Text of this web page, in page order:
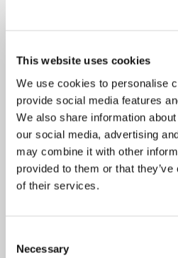
This website uses cookies
We use cookies to personalise
provide social media features
We also share information
our social media, advertising
may combine it with other
provided to them or that
of their services.
Selection
Necessary
Il 20 febbraio 2025, si è tenuto un